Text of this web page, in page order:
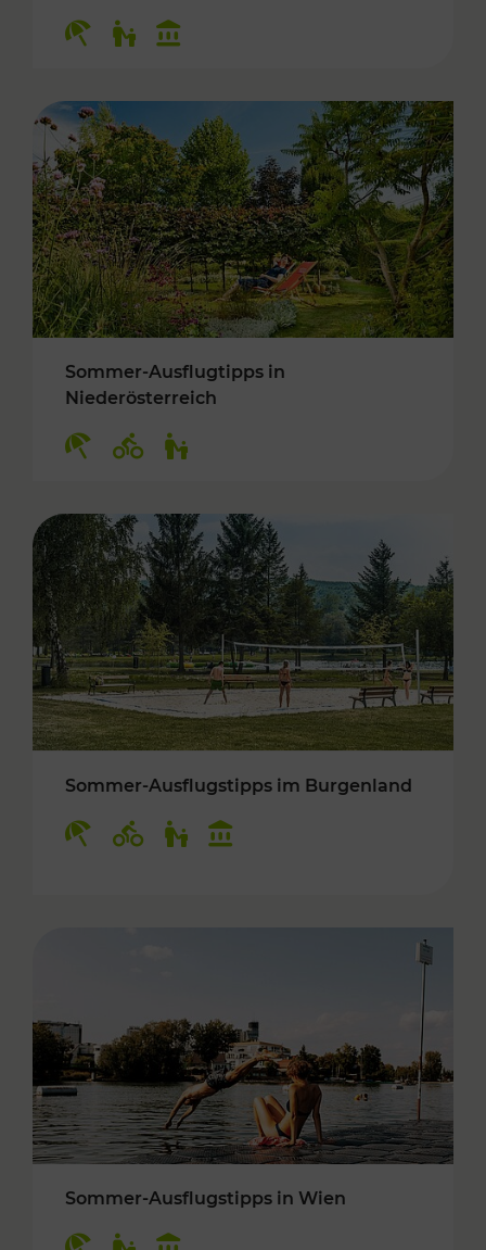
Sommer-Ausflugtipps in
Niederösterreich
Sommer-Ausflugstipps im Burgenland
Sommer-Ausflugstipps in Wien